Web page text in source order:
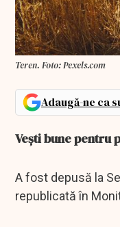
Teren. Foto: Pexels.com
Adaugă-ne ca
Veşti bune
A fost depusă la
republicată în